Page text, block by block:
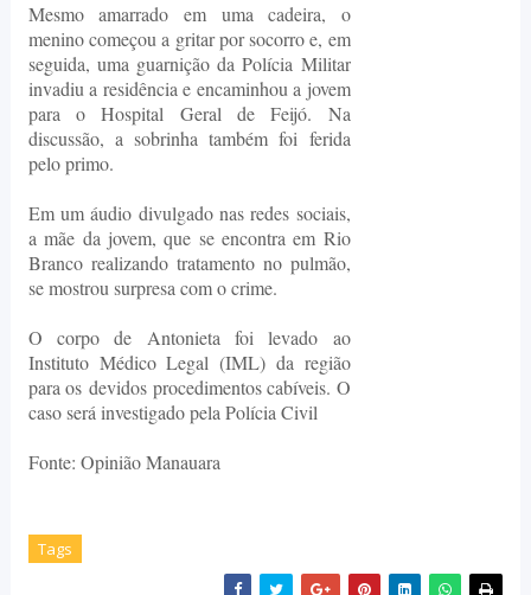
Mesmo amarrado em uma cadeira, o
menino começou a gritar por socorro e, em
seguida, uma guarnição da Polícia Militar
invadiu a residência e encaminhou a jovem
para o Hospital Geral de Feijó. Na
discussão, a sobrinha também foi ferida
pelo primo.
Em um áudio divulgado nas redes sociais,
a mãe da jovem, que se encontra em Rio
Branco realizando tratamento no pulmão,
se mostrou surpresa com o crime.
O corpo de Antonieta foi levado ao
Instituto Médico Legal (IML) da região
para os devidos procedimentos cabíveis. O
caso será investigado pela Polícia Civil
Fonte: Opinião Manauara
Tags